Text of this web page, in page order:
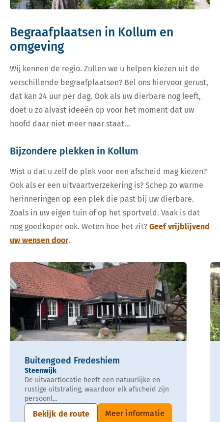
Begraafplaatsen in Kollum en
omgeving
Wij kennen de regio. Zullen we u helpen kiezen uit de
verschillende begraafplaatsen? Bel ons hiervoor gerust,
dat kan 24 uur per dag. Ook als uw dierbare nog leeft,
doet u zo alvast ideeën op voor het moment dat uw
hoofd daar niet meer naar staat…
Bijzondere plekken in Kollum
Wist u dat u zelf de plek voor een afscheid mag kiezen?
Ook als er een uitvaartverzekering is? Schep zo warme
herinneringen op een plek die past bij uw dierbare.
Zoals in uw eigen tuin of op het sportveld. Vaak is dat
nog goedkoper ook. Weten hoe het zit? Geef vrijblijvend
uw wensen door.
Buitengoed Fredeshiem
Steenwijk
De uitvaartlocatie heeft een natuurlijke en
rustige uitstraling, waardoor elk afscheid zijn
persoonl...
Bekijk de route Meer informatie